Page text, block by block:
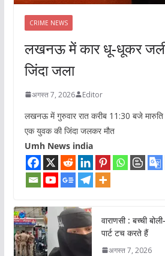
CRIME NEWS
लखनऊ में कार धू-धूकर जली,
जिंदा जला
अगस्त 7, 2026 Editor
लखनऊ में गुरुवार रात करीब 11:30 बजे
एक युवक की जिंदा जलकर मौत
Umh News india
वाराणसी : बच्ची
पार्ट टच करते हैं
अगस्त 7, 2026